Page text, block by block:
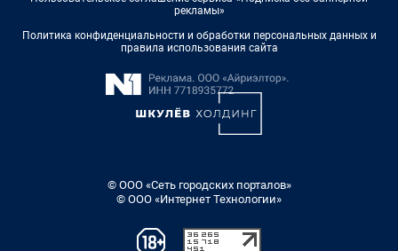
рекламы»
Политика конфиденциальности и обработки персональных данных и
правила использования сайта
© ООО «Сеть городских порталов»
© ООО «Интернет Технологии»